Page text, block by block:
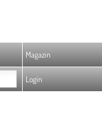
Magazin
Login